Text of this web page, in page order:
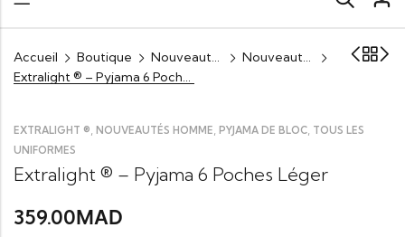
Accueil Boutique Nouveautés
Nouveautés Homme
Extralight ® – Pyjama 6 Poches Léger
EXTRALIGHT ®, NOUVEAUTÉS HOMME, PYJAMA DE BLOC, TOUS LES
UNIFORMES
Extralight ® – Pyjama 6 Poches Léger
359.00MAD